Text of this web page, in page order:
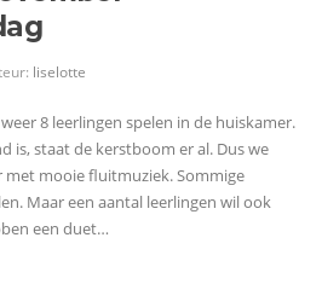
liselotte
8 leerlingen spelen in de huiskamer.
is, staat de kerstboom er al. Dus we
met mooie fluitmuziek. Sommige
Maar een aantal leerlingen wil ook
een duet…